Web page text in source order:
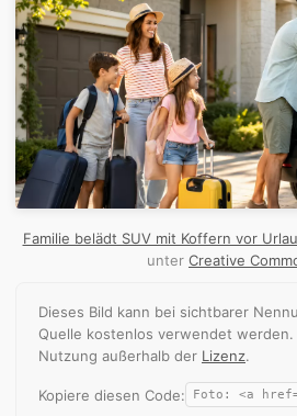
Familie belädt SUV mit Koffern vor
unter Creative
Dieses Bild kann bei sichtbarer
Quelle kostenlos verwendet werden.
Nutzung außerhalb der Lizenz.
Kopiere diesen Code: